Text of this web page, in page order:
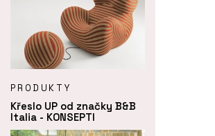
PRODUKTY
Křeslo UP od značky B&B
Italia - KONSEPTI